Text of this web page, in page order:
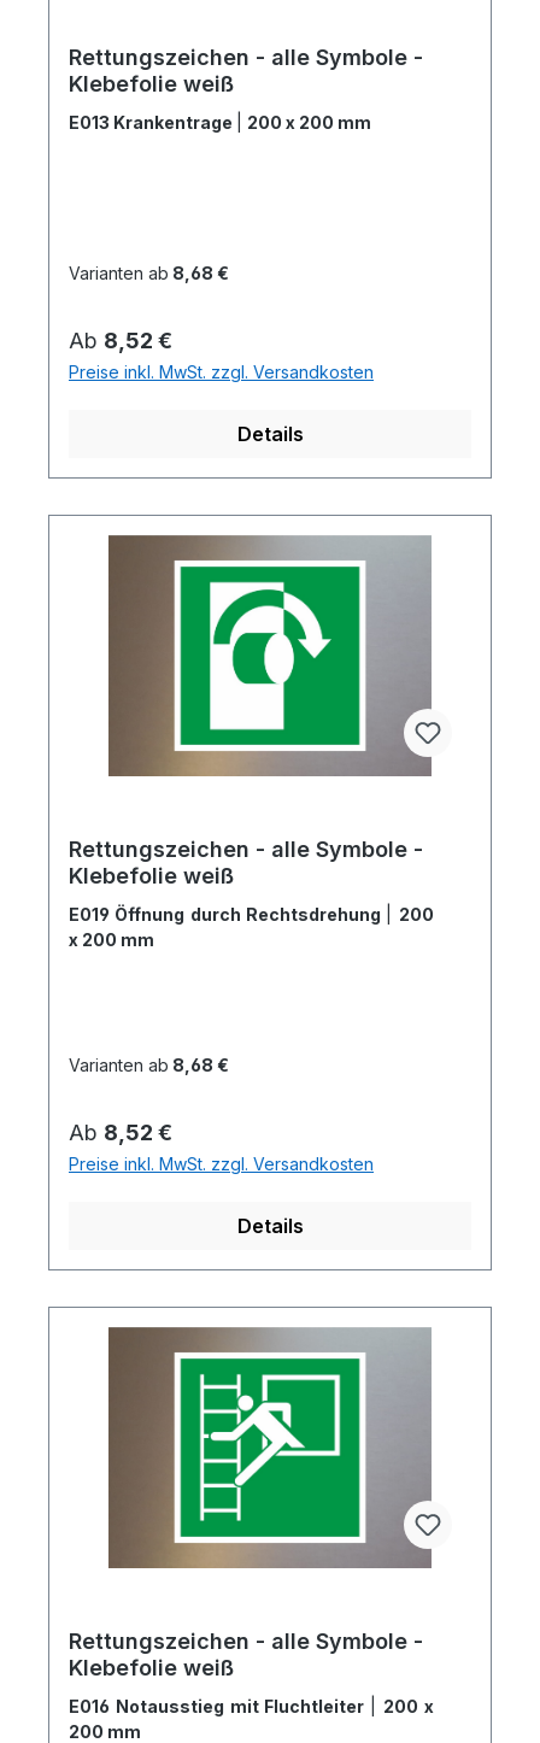
Rettungszeichen - alle Symbole -
Klebefolie weiß
E013 Krankentrage 200 x 200 mm
Varianten ab 8,68 €
Regulärer Preis:
Ab 8,52 €
Preise inkl. MwSt. zzgl. Versandkosten
Details
Rettungszeichen - alle Symbole -
Klebefolie weiß
E019 Öffnung durch Rechtsdrehung
200
x 200 mm
Varianten ab 8,68 €
Regulärer Preis:
Ab 8,52 €
Preise inkl. MwSt. zzgl. Versandkosten
Details
Rettungszeichen - alle Symbole -
Klebefolie weiß
E016 Notausstieg mit Fluchtleiter
200 x
200 mm